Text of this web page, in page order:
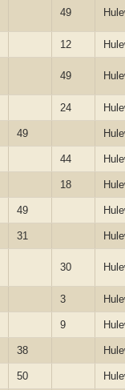
49
12
49
24
49
44
18
49
31
30
3
9
38
50